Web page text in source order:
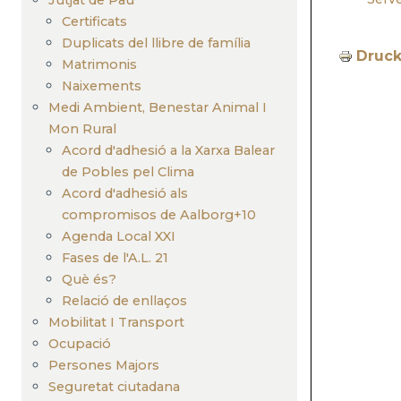
Certificats
Duplicats del llibre de família
Matrimonis
Naixements
Medi Ambient, Benestar Animal I
Mon Rural
Acord d'adhesió a la Xarxa Balear
de Pobles pel Clima
Acord d'adhesió als
compromisos de Aalborg+10
Agenda Local XXI
Fases de l'A.L. 21
Què és?
Relació de enllaços
Mobilitat I Transport
Ocupació
Persones Majors
Seguretat ciutadana